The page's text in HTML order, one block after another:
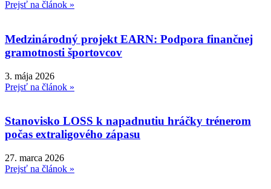
Prejsť na článok »
Medzinárodný projekt EARN: Podpora finančnej
gramotnosti športovcov
3. mája 2026
Prejsť na článok »
Stanovisko LOSS k napadnutiu hráčky trénerom
počas extraligového zápasu
27. marca 2026
Prejsť na článok »